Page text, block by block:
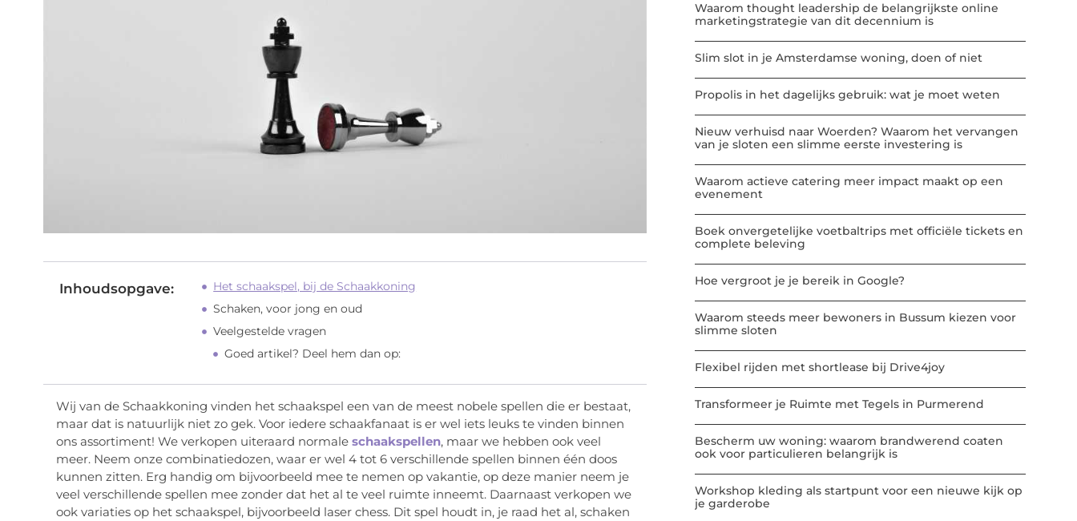
Inhoudsopgave:
Het schaakspel, bij de Schaakkoning
Schaken, voor jong en oud
Veelgestelde vragen
Goed artikel? Deel hem dan op:
Wij van de Schaakkoning vinden het schaakspel een van de meest nobele spellen die er bestaat,
maar dat is natuurlijk niet zo gek. Voor iedere schaakfanaat is er wel iets leuks te vinden binnen
ons assortiment! We verkopen uiteraard normale schaakspellen, maar we hebben ook veel
meer. Neem onze combinatiedozen, waar er wel 4 tot 6 verschillende spellen binnen één doos
kunnen zitten. Erg handig om bijvoorbeeld mee te nemen op vakantie, op deze manier neem je
veel verschillende spellen mee zonder dat het al te veel ruimte inneemt. Daarnaast verkopen we
ook variaties op het schaakspel, bijvoorbeeld laser chess. Dit spel houdt in, je raad het al, schaken
Waarom thought leadership de belangrijkste online
marketingstrategie van dit decennium is
Slim slot in je Amsterdamse woning, doen of niet
Propolis in het dagelijks gebruik: wat je moet weten
Nieuw verhuisd naar Woerden? Waarom het vervangen
van je sloten een slimme eerste investering is
Waarom actieve catering meer impact maakt op een
evenement
Boek onvergetelijke voetbaltrips met officiële tickets en
complete beleving
Hoe vergroot je je bereik in Google?
Waarom steeds meer bewoners in Bussum kiezen voor
slimme sloten
Flexibel rijden met shortlease bij Drive4joy
Transformeer je Ruimte met Tegels in Purmerend
Bescherm uw woning: waarom brandwerend coaten
ook voor particulieren belangrijk is
Workshop kleding als startpunt voor een nieuwe kijk op
je garderobe